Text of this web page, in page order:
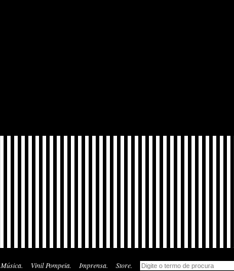
Música. Vinil Pompeia. Imprensa. Store.